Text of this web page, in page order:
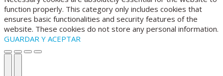
function properly. This category only includes cookies that
ensures basic functionalities and security features of the
website. These cookies do not store any personal information.
GUARDAR Y ACEPTAR